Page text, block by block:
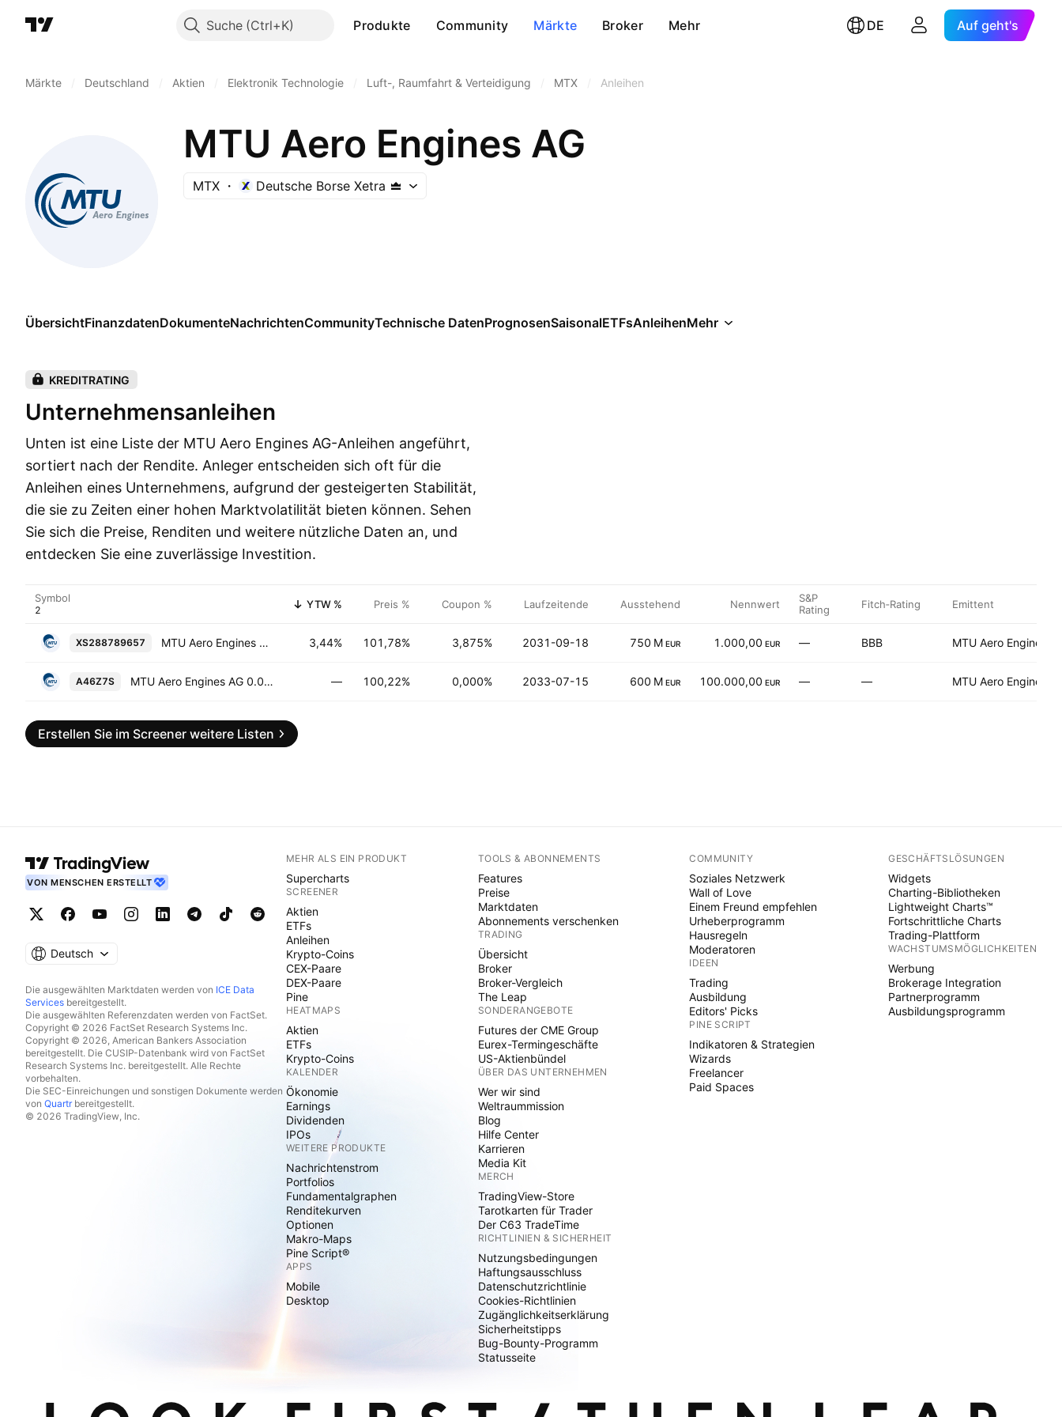
Suche Produkte Community Märkte Broker Mehr DE Auf geht's
Märkte Deutschland Aktien Elektronik Technologie Luft-, Raumfahrt & Verteidigung MTX Anleihen
MTU Aero Engines AG
MTX Deutsche Borse Xetra
ÜbersichtFinanzdatenDokumenteNachrichtenCommunityTechnische DatenPrognosenSaisonalETFsAnleihenMehr
KREDITRATING
Unternehmensanleihen
Unten ist eine Liste der MTU Aero Engines AG-Anleihen angeführt,
sortiert nach der Rendite. Anleger entscheiden sich oft für die
Anleihen eines Unternehmens, aufgrund der gesteigerten Stabilität,
die sie zu Zeiten einer hohen Marktvolatilität bieten können. Sehen
Sie sich die Preise, Renditen und weitere nützliche Daten an, und
entdecken Sie eine zuverlässige Investition.
Symbol YTW % Preis % Coupon % Laufzeitende Ausstehend Nennwert
S&P
Rating
Fitch‑Rating Emittent
XS288789657 MTU Aero Engines AG 3.875% 18-SEP-2031 3,44% 101,78% 3,875% 2031-09-18 750 M EUR 1.000,00 EUR — BBB MTU Aero Engines
A46Z7S MTU Aero Engines AG 0.0% 15-JUL-2033 — 100,22% 0,000% 2033-07-15 600 M EUR 100.000,00 EUR — — MTU Aero Engines
Erstellen Sie im Screener weitere Listen
VON MENSCHEN ERSTELLT
Deutsch
Die ausgewählten Marktdaten werden von ICE Data
Services bereitgestellt.
Die ausgewählten Referenzdaten werden von FactSet.
Copyright © 2026 FactSet Research Systems Inc.
Copyright © 2026, American Bankers Association
bereitgestellt. Die CUSIP-Datenbank wird von FactSet
Research Systems Inc. bereitgestellt. Alle Rechte
vorbehalten.
Die SEC-Einreichungen und sonstigen Dokumente werden
von Quartrbereitgestellt.
© 2026 TradingView, Inc.
MEHR ALS EIN PRODUKT
Supercharts
SCREENER
Aktien
ETFs
Anleihen
Krypto-Coins
CEX-Paare
DEX-Paare
Pine
HEATMAPS
Aktien
ETFs
Krypto-Coins
KALENDER
Ökonomie
Earnings
Dividenden
IPOs
WEITERE PRODUKTE
Nachrichtenstrom
Portfolios
Fundamentalgraphen
Renditekurven
Optionen
Makro-Maps
Pine Script®
APPS
Mobile
Desktop
TOOLS & ABONNEMENTS
Features
Preise
Marktdaten
Abonnements verschenken
TRADING
Übersicht
Broker
Broker-Vergleich
The Leap
SONDERANGEBOTE
Futures der CME Group
Eurex-Termingeschäfte
US-Aktienbündel
ÜBER DAS UNTERNEHMEN
Wer wir sind
Weltraummission
Blog
Hilfe Center
Karrieren
Media Kit
MERCH
TradingView-Store
Tarotkarten für Trader
Der C63 TradeTime
RICHTLINIEN & SICHERHEIT
Nutzungsbedingungen
Haftungsausschluss
Datenschutzrichtlinie
Cookies-Richtlinien
Zugänglichkeitserklärung
Sicherheitstipps
Bug-Bounty-Programm
Statusseite
COMMUNITY
Soziales Netzwerk
Wall of Love
Einem Freund empfehlen
Urheberprogramm
Hausregeln
Moderatoren
IDEEN
Trading
Ausbildung
Editors' Picks
PINE SCRIPT
Indikatoren & Strategien
Wizards
Freelancer
Paid Spaces
GESCHÄFTSLÖSUNGEN
Widgets
Charting-Bibliotheken
Lightweight Charts™
Fortschrittliche Charts
Trading-Plattform
WACHSTUMSMÖGLICHKEITEN
Werbung
Brokerage Integration
Partnerprogramm
Ausbildungsprogramm